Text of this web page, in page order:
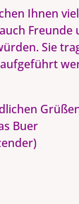
Ihnen
Sie
Buer